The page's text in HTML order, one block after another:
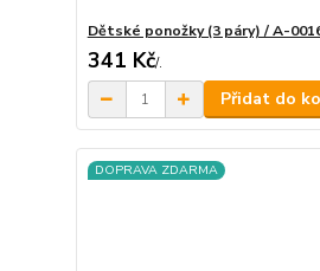
Dětské ponožky (3 páry) / A-
341 Kč/.
Přidat do
DOPRAVA ZDARMA